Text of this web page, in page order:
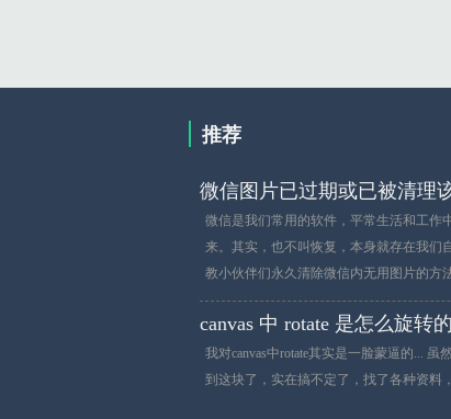
推荐
微信图片已过期或已被清理
微信是我们常用的软件，平常生活和工作
来。其实，也不叫恢复，本身就存在我们
教小伙伴们永久清除微信内无用图片的方
canvas 中 rotate 是怎么旋转的
我对canvas中rotate其实是一脸蒙逼的...
到这块了，实在搞不定了，找了各种资料